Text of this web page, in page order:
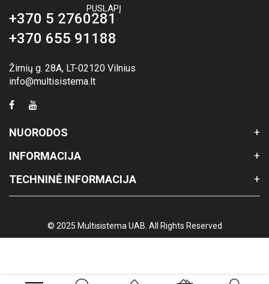
PUSLAPĮ
+370 5 2760281
+370 655 91188
Žirnių g. 28A, LT-02120 Vilnius
info@multisistema.lt
NUORODOS
INFORMACIJA
TECHNINĖ INFORMACIJA
© 2025 Multisistema UAB. All Rights Reserved